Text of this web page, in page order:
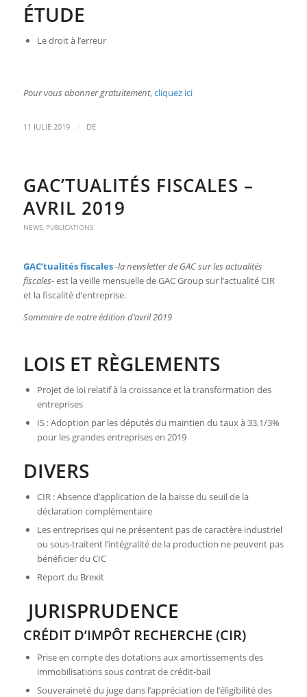
ÉTUDE
Le droit à l’erreur
Pour vous abonner gratuitement,cliquez ici
11 IULIE 2019 / DE
GAC’TUALITÉS FISCALES –
AVRIL 2019
NEWS, PUBLICATIONS
GAC’tualités fiscales-la newsletter de GAC sur les actualités
fiscales-est la veille mensuelle de GAC Group sur l’actualité CIR
et la fiscalité d’entreprise.
Sommaire de notre édition d’avril 2019
LOIS ET RÈGLEMENTS
Projet de loi relatif à la croissance et la transformation des
entreprises
IS : Adoption par les députés du maintien du taux à 33,1/3%
pour les grandes entreprises en 2019
DIVERS
CIR : Absence d’application de la baisse du seuil de la
déclaration complémentaire
Les entreprises qui ne présentent pas de caractère industriel
ou sous-traitent l’intégralité de la production ne peuvent pas
bénéficier du CIC
Report du Brexit
JURISPRUDENCE
CRÉDIT D’IMPÔT RECHERCHE (CIR)
Prise en compte des dotations aux amortissements des
immobilisations sous contrat de crédit-bail
Souveraineté du juge dans l’appréciation de l’éligibilité des